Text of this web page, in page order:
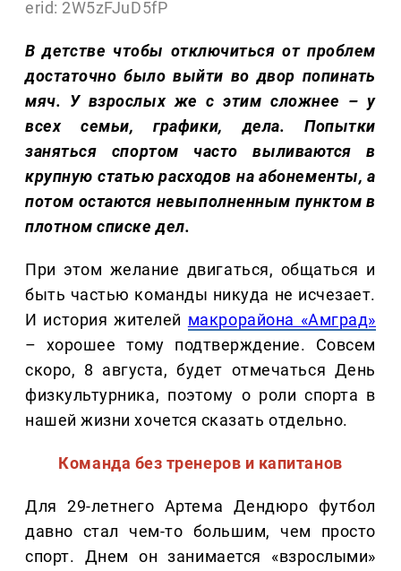
erid: 2W5zFJuD5fP
В детстве чтобы отключиться от проблем
достаточно было выйти во двор попинать
мяч. У взрослых же с этим сложнее – у
всех семьи, графики, дела. Попытки
заняться спортом часто выливаются в
крупную статью расходов на абонементы, а
потом остаются невыполненным пунктом в
плотном списке дел.
При этом желание двигаться, общаться и
быть частью команды никуда не исчезает.
И история жителей макрорайона «Амград»
– хорошее тому подтверждение. Совсем
скоро, 8 августа, будет отмечаться День
физкультурника, поэтому о роли спорта в
нашей жизни хочется сказать отдельно.
Команда без тренеров и капитанов
Для 29-летнего Артема Дендюро футбол
давно стал чем-то большим, чем просто
спорт. Днем он занимается «взрослыми»